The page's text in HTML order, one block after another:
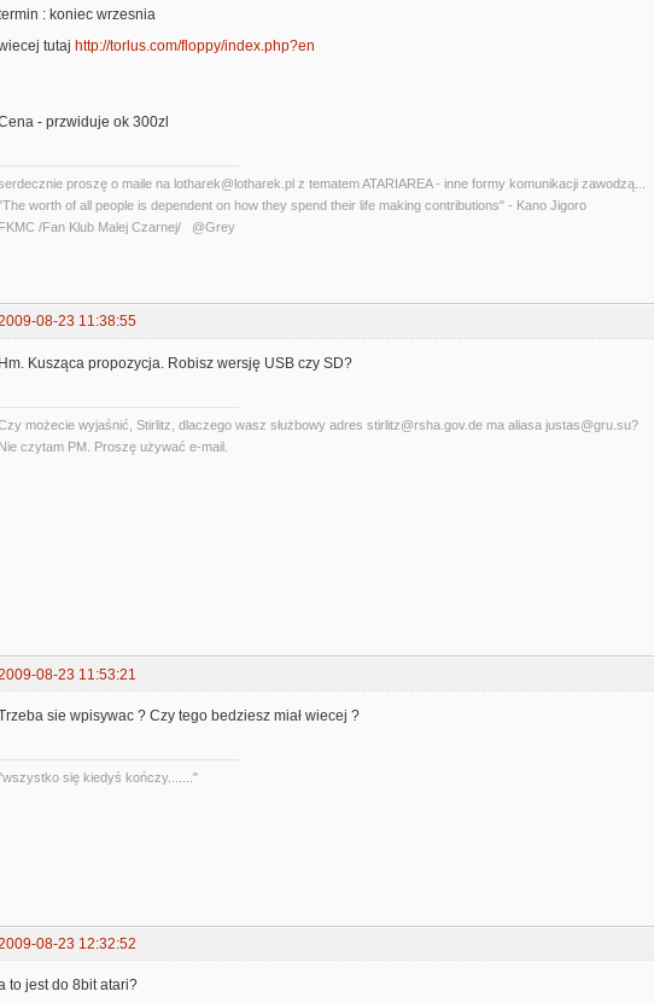
: koniec wrzesnia
tutaj http://torlus.com/floppy/index.php?en
- przwiduje ok 300zl
proszę o maile na lotharek@lotharek.pl z tematem ATARIAREA - inne formy komunikacji zawodzą...
worth of all people is dependent on how they spend their life making contributions" - Kano Jigoro
FKMC /Fan Klub Malej Czarnej/ @Grey
08-23 11:38:55
Hm. Kusząca propozycja. Robisz wersję USB czy SD?
możecie wyjaśnić, Stirlitz, dlaczego wasz służbowy adres stirlitz@rsha.gov.de ma aliasa justas@gru.su?
Nie czytam PM. Proszę używać e-mail.
08-23 11:53:21
sie wpisywac ? Czy tego bedziesz miał wiecej ?
się kiedyś kończy......."
08-23 12:32:52
to jest do 8bit atari?